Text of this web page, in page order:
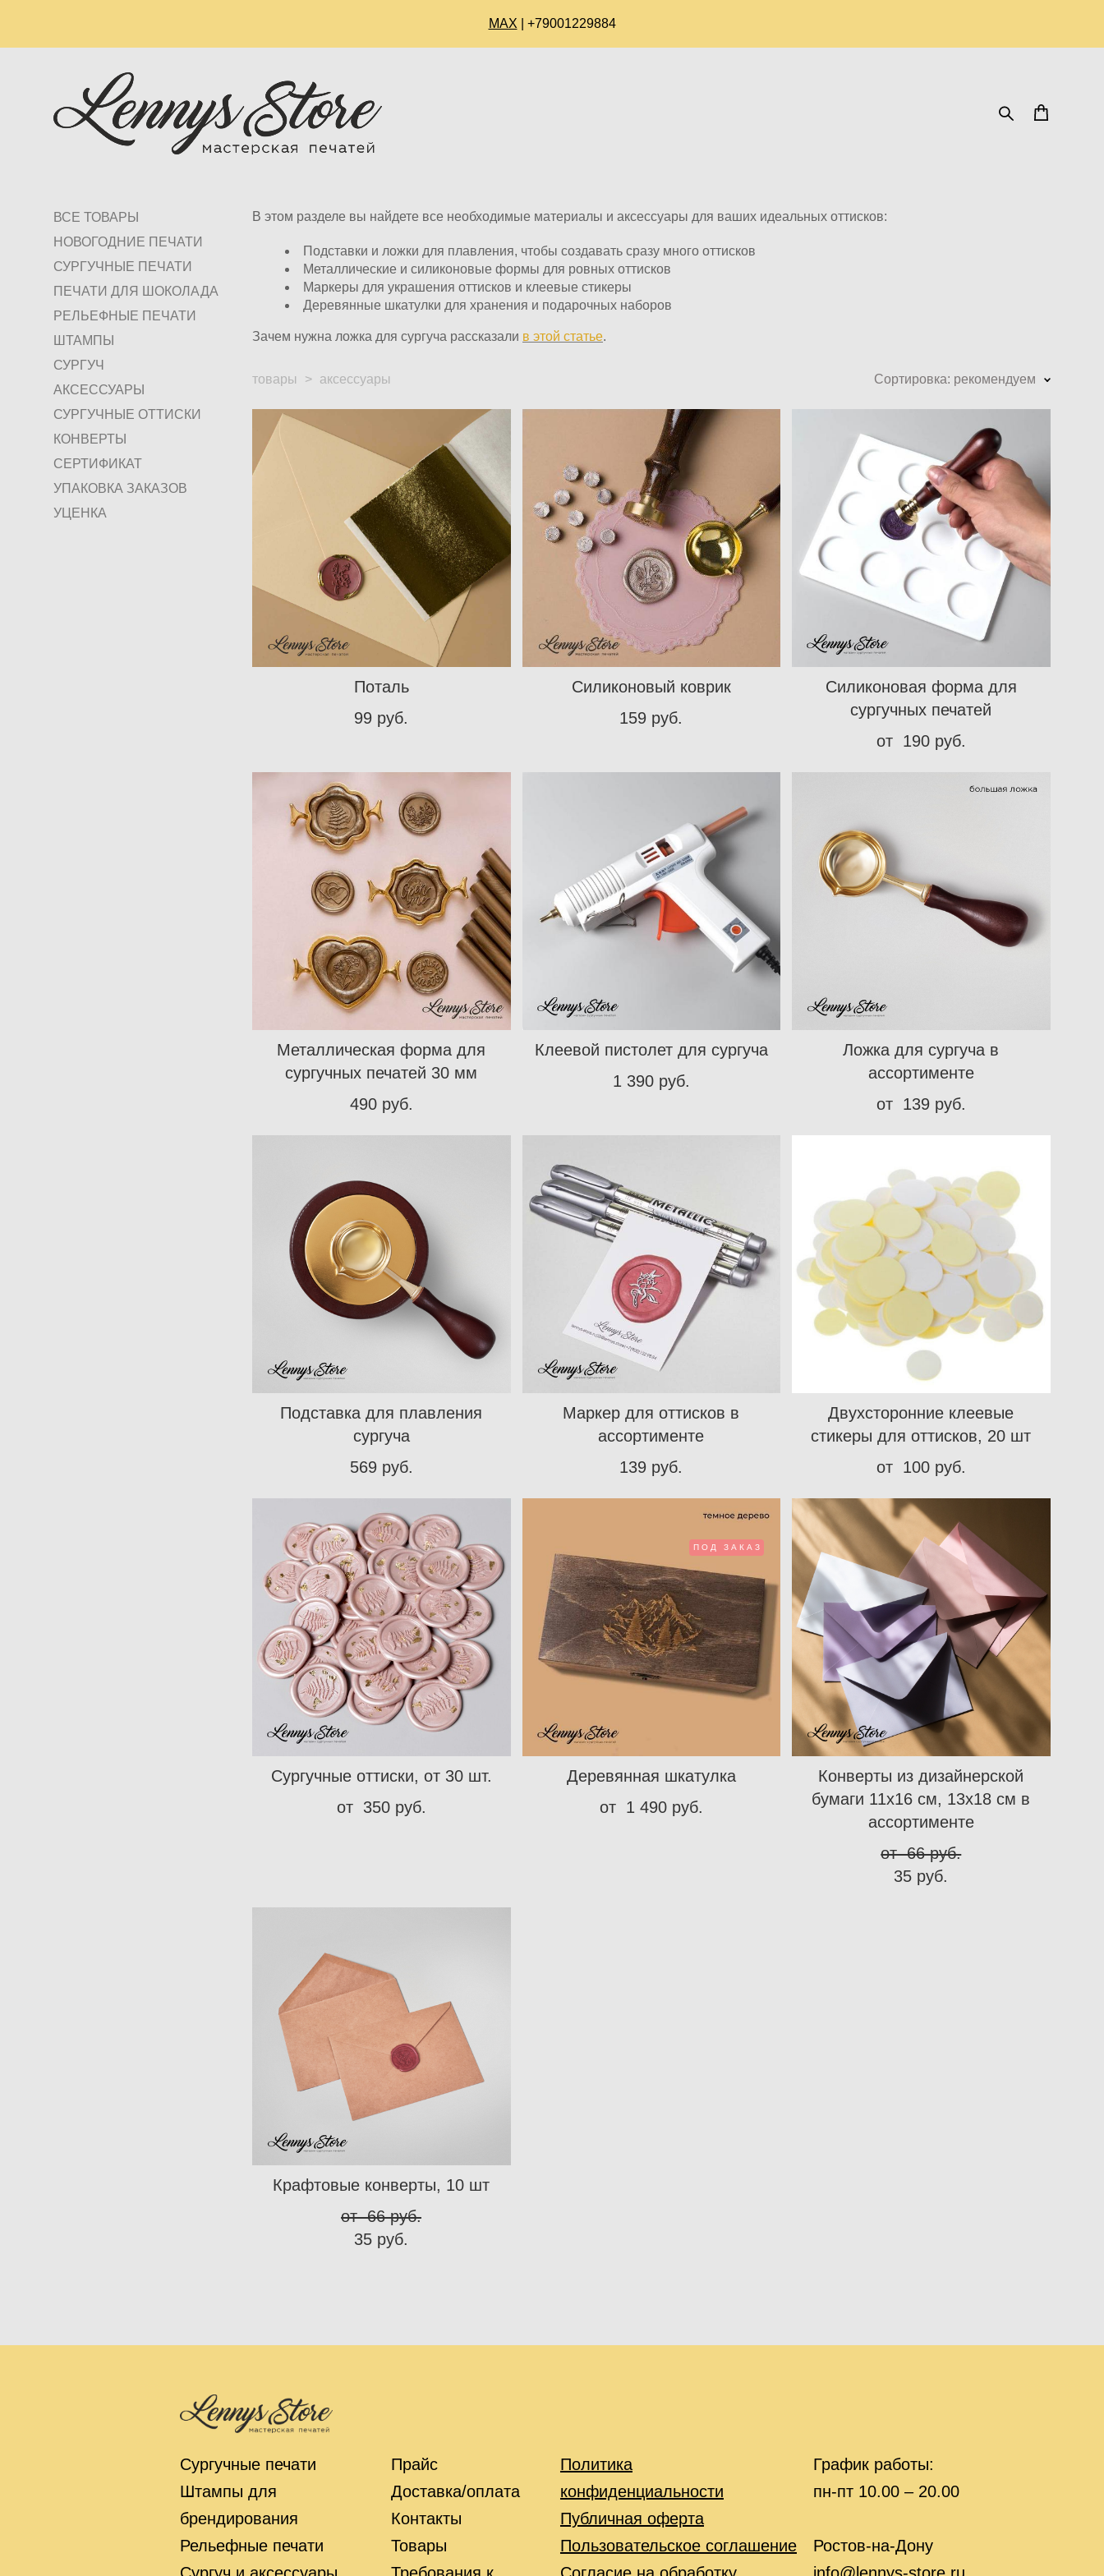
МАХ | +79001229884
ВСЕ ТОВАРЫ
НОВОГОДНИЕ ПЕЧАТИ
СУРГУЧНЫЕ ПЕЧАТИ
ПЕЧАТИ ДЛЯ ШОКОЛАДА
РЕЛЬЕФНЫЕ ПЕЧАТИ
ШТАМПЫ
СУРГУЧ
АКСЕССУАРЫ
СУРГУЧНЫЕ ОТТИСКИ
КОНВЕРТЫ
СЕРТИФИКАТ
УПАКОВКА ЗАКАЗОВ
УЦЕНКА
В этом разделе вы найдете все необходимые материалы и аксессуары для ваших идеальных оттисков:
Подставки и ложки для плавления, чтобы создавать сразу много оттисков
Металлические и силиконовые формы для ровных оттисков
Маркеры для украшения оттисков и клеевые стикеры
​Деревянные шкатулки для хранения и подарочных наборов
Зачем нужна ложка для сургуча рассказали в этой статье.
товары > аксессуары Сортировка: рекомендуем
Поталь
99 pуб.
Силиконовый коврик
159 pуб.
Силиконовая форма для
сургучных печатей
от 190 pуб.
Металлическая форма для
сургучных печатей 30 мм
490 pуб.
Клеевой пистолет для сургуча
1 390 pуб.
Ложка для сургуча в
ассортименте
от 139 pуб.
Подставка для плавления
сургуча
569 pуб.
Маркер для оттисков в
ассортименте
139 pуб.
Двухсторонние клеевые
стикеры для оттисков, 20 шт
от 100 pуб.
Сургучные оттиски, от 30 шт.
от 350 pуб.
ПОД ЗАКАЗ
Деревянная шкатулка
от 1 490 pуб.
Конверты из дизайнерской
бумаги 11х16 см, 13х18 см в
ассортименте
от 66 pуб.
35 pуб.
Крафтовые конверты, 10 шт
от 66 pуб.
35 pуб.
Сургучные печати
Штампы для
брендирования
Рельефные печати
Прайс
Доставка/оплата
Контакты
Товары
Политика
конфиденциальности
Публичная оферта
Пользовательское соглашение
График работы:
пн-пт 10.00 – 20.00
Ростов-на-Дону